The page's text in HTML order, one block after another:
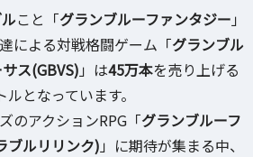
こと「グランブルーファンタジー 」
による対戦格闘ゲーム「グランブル
ス(GBVS) 」は45万本を売り上げる
となっています。
のアクションRPG「グランブルーフ
ブルリリンク) 」に期待が集まる中、